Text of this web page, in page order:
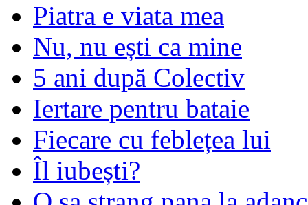
Piatra e viata mea
Nu, nu ești ca mine
5 ani după Colectiv
Iertare pentru bataie
Fiecare cu feblețea lui
Îl iubești?